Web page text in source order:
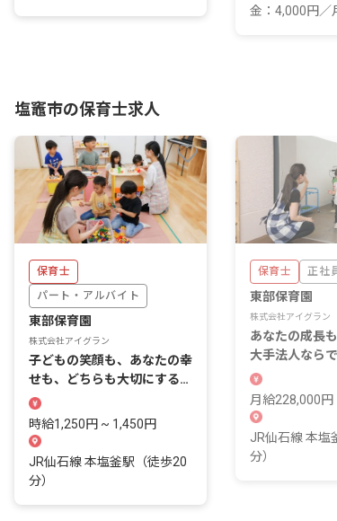
金：4,000円／
塩竈市の保育士求人
保育士
パート・アルバイト
東部保育園
株式会社アイグラン
子どもの笑顔も、あなたの幸
せも、どちらも大切にする保
育の仕事
時給1,250円 ~ 1,450円
JR仙石線 本塩釜駅（徒歩20
分）
保育士 正社員
東部保育園
株式会社アイグラン
あなたの成長
大手法人なら
ートで支えます
月給228,000円 ~
JR仙石線 本塩
分）